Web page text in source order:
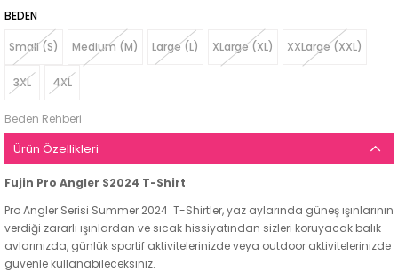
BEDEN
Small (S) Medium (M) Large (L) XLarge (XL) XXLarge (XXL)
3XL 4XL
Beden Rehberi
Ürün Özellikleri
Fujin Pro Angler S2024 T-Shirt
Pro Angler Serisi Summer 2024 T-Shirtler, yaz aylarında güneş ışınlarının
verdiği zararlı ışınlardan ve sıcak hissiyatından sizleri koruyacak balık
avlarınızda, günlük sportif aktivitelerinizde veya outdoor aktivitelerinizde
güvenle kullanabileceksiniz.